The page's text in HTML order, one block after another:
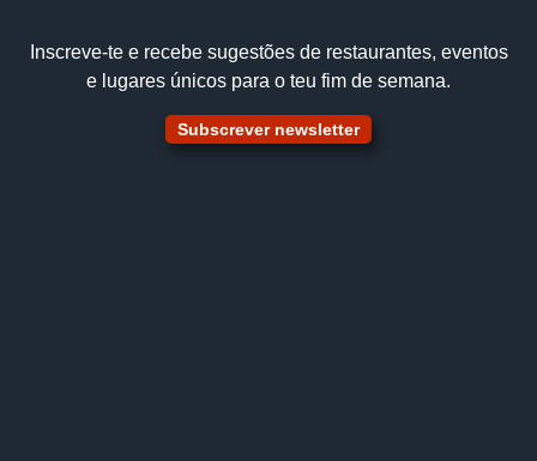
Inscreve‑te e recebe sugestões de restaurantes, eventos
e lugares únicos para o teu fim de semana.
Subscrever newsletter